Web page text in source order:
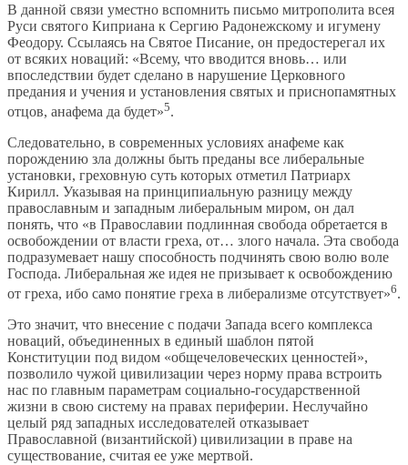
В данной связи уместно вспомнить письмо митрополита всея
Руси святого Киприана к Сергию Радонежскому и игумену
Феодору. Ссылаясь на Святое Писание, он предостерегал их
от всяких новаций: «Всему, что вводится вновь… или
впоследствии будет сделано в нарушение Церковного
предания и учения и установления святых и приснопамятных
отцов, анафема да будет»5.
Следовательно, в современных условиях анафеме как
порождению зла должны быть преданы все либеральные
установки, греховную суть которых отметил Патриарх
Кирилл. Указывая на принципиальную разницу между
православным и западным либеральным миром, он дал
понять, что «в Православии подлинная свобода обретается в
освобождении от власти греха, от… злого начала. Эта свобода
подразумевает нашу способность подчинять свою волю воле
Господа. Либеральная же идея не призывает к освобождению
от греха, ибо само понятие греха в либерализме отсутствует»6.
Это значит, что внесение с подачи Запада всего комплекса
новаций, объединенных в единый шаблон пятой
Конституции под видом «общечеловеческих ценностей»,
позволило чужой цивилизации через норму права встроить
нас по главным параметрам социально-государственной
жизни в свою систему на правах периферии. Неслучайно
целый ряд западных исследователей отказывает
Православной (византийской) цивилизации в праве на
существование, считая ее уже мертвой.